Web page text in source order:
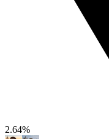
2.64%